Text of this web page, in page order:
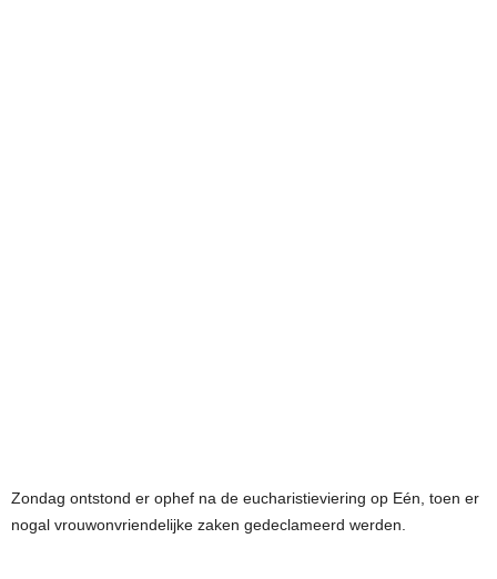
Zondag ontstond er ophef na de eucharistieviering op Eén, toen er
nogal vrouwonvriendelijke zaken gedeclameerd werden.